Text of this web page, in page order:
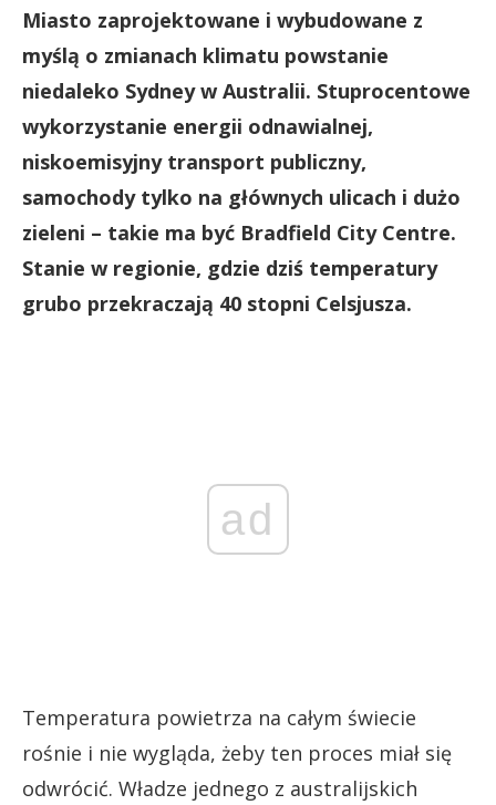
Miasto zaprojektowane i wybudowane z
myślą o zmianach klimatu powstanie
niedaleko Sydney w Australii. Stuprocentowe
wykorzystanie energii odnawialnej,
niskoemisyjny transport publiczny,
samochody tylko na głównych ulicach i dużo
zieleni – takie ma być Bradfield City Centre.
Stanie w regionie, gdzie dziś temperatury
grubo przekraczają 40 stopni Celsjusza.
ad
Temperatura powietrza na całym świecie
rośnie i nie wygląda, żeby ten proces miał się
odwrócić. Władze jednego z australijskich